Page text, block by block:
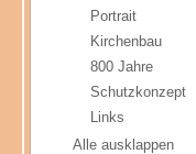
Portrait
Kirchenbau
800 Jahre
Schutzkonzept
Links
Alle ausklappen